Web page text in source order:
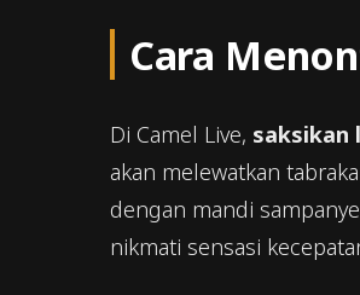
Cara
Di Camel Live, saksikan
akan melewatkan
dengan mandi
nikmati sensasi